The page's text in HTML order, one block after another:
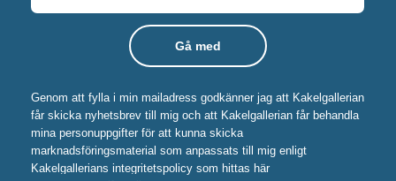
Genom att fylla i min mailadress godkänner jag att Kakelgallerian
får skicka nyhetsbrev till mig och att Kakelgallerian får behandla
mina personuppgifter för att kunna skicka
marknadsföringsmaterial som anpassats till mig enligt
Kakelgallerians integritetspolicy som hittas här